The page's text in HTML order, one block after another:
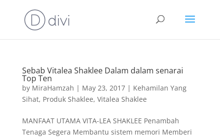
Sebab Vitalea Shaklee Dalam dalam senarai
Top Ten
by MiraHamzah | May 23, 2017| Kehamilan Yang
Sihat, Produk Shaklee, Vitalea Shaklee
MANFAAT UTAMA VITA-LEA SHAKLEE Penambah
Tenaga Segera Membantu sistem memori Memberi